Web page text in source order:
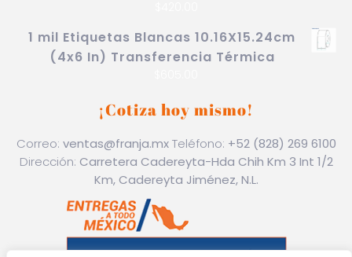
1 mil Etiquetas Blancas 10.16X15.24cm
(4x6 In) Transferencia Térmica
¡Cotiza hoy mismo!
Correo: ventas@franja.mxTeléfono: +52 (828) 269 6100
Dirección: Carretera Cadereyta-Hda Chih Km 3 Int 1/2
Km, Cadereyta Jiménez, N.L.